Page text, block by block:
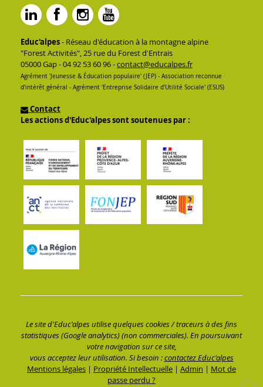
Educ'alpes- Réseau d'éducation à la montagne alpine
"Forest Activités", 25 rue du Forest d'Entrais
05000 Gap - 04 92 53 60 96 -contact@educalpes.fr
Agrément 'Jeunesse & Éducation populaire' (JEP) - Association reconnue
d'intérêt général - Agrément 'Entreprise Solidaire d'Utilité Sociale' (ESUS)
Contact
Les actions d'Educ'alpes sont soutenues par :
Le site d'Educ'alpes utilise quelques cookies / traceurs à des fins
statistiques (Google analytics) (non commerciales). En poursuivant
votre navigation sur ce site,
vous acceptez leur utilisation. Si besoin :contactez Educ'alpes
Mentions légales | Propriété Intellectuelle | Admin | Mot de
passe perdu ?